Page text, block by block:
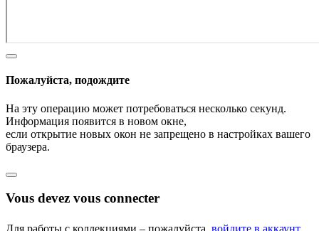
Пожалуйста, подождите
На эту операцию может потребоваться несколько секунд.
Информация появится в новом окне,
если открытие новых окон не запрещено в настройках вашего
браузера.
Vous devez vous connecter